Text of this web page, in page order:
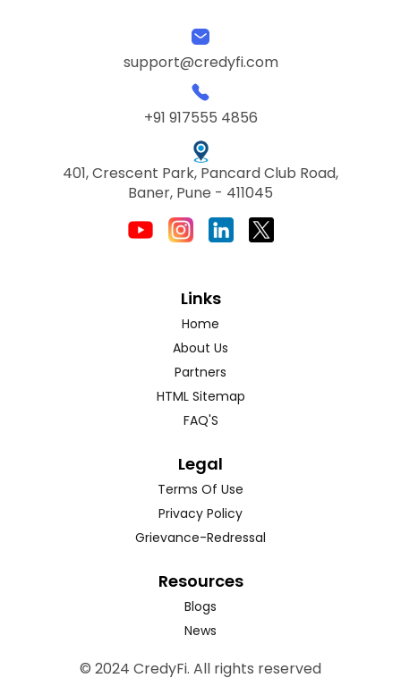
support@credyfi.com
+91 917555 4856
401, Crescent Park, Pancard Club Road,
Baner, Pune - 411045
Links
Home
About Us
Partners
HTML Sitemap
FAQ'S
Legal
Terms Of Use
Privacy Policy
Grievance-Redressal
Resources
Blogs
News
© 2024 CredyFi. All rights reserved